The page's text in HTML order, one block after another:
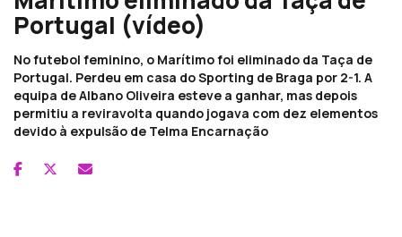
Portugal (vídeo)
No futebol feminino, o Marítimo foi eliminado da Taça de
Portugal. Perdeu em casa do Sporting de Braga por 2-1. A
equipa de Albano Oliveira esteve a ganhar, mas depois
permitiu a reviravolta quando jogava com dez elementos
devido à expulsão de Telma Encarnação